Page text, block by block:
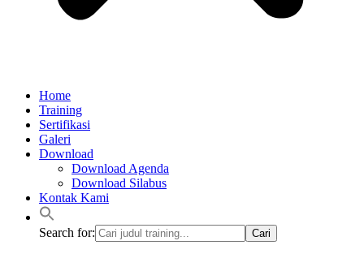
Home
Training
Sertifikasi
Galeri
Download
Download Agenda
Download Silabus
Kontak Kami
Search for: